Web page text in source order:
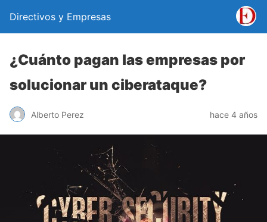
Directivos y Empresas
¿Cuánto pagan las empresas por
solucionar un ciberataque?
Alberto Perez hace 4 años